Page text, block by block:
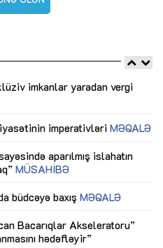
imkanlar yaradan vergi
imperativləri MƏQALƏ
aparılmış islahatın
MÜSAHİBƏ
büdcəyə baxış MƏQALƏ
Bacarıqlar Akseleratoru”
hədəfləyir”